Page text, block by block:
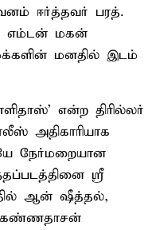
ஈர்த்தவர் பரத்.
எம்டன் மகன்
மனதில் இடம்
என்ற திரில்லர்
அதிகாரியாக
நேர்மறையான
ஸ்ரீ
ஆன் ஷீத்தல்,
கண்ணதாசன்